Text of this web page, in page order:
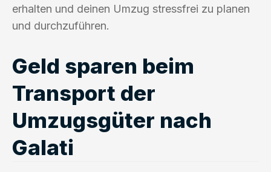
erhalten und deinen Umzug stressfrei zu planen
und durchzuführen.
Geld sparen beim
Transport der
Umzugsgüter nach
Galati